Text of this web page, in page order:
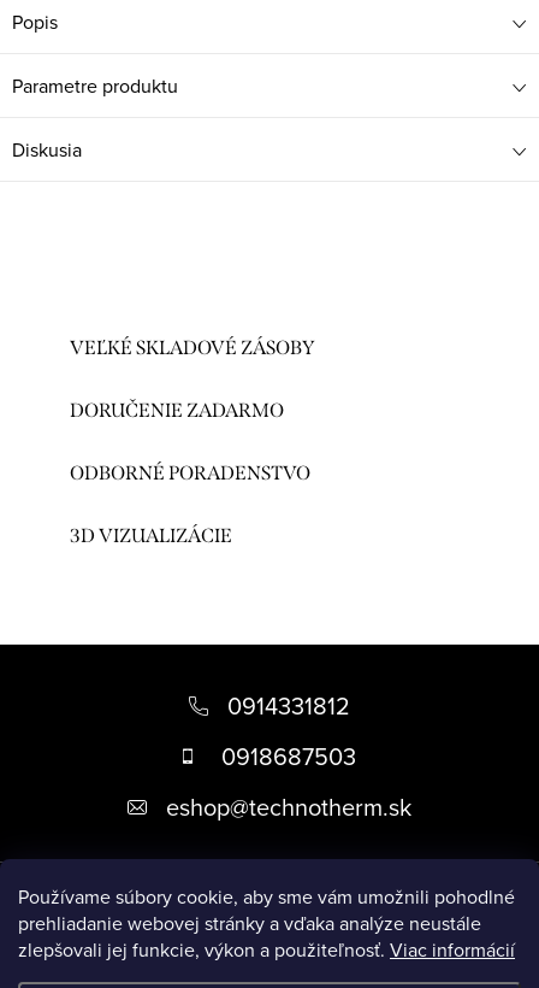
Používame súbory cookie, aby sme vám umožnili pohodlné
prehliadanie webovej stránky a vďaka analýze neustále
zlepšovali jej funkcie, výkon a použiteľnosť. Viac informácií
Popis
Parametre produktu
Diskusia
VEĽKÉ SKLADOVÉ ZÁSOBY
DORUČENIE ZADARMO
ODBORNÉ PORADENSTVO
3D VIZUALIZÁCIE
i
0914331812
0918687503
eshop@technotherm.sk
Informácie
Prijímame online platby